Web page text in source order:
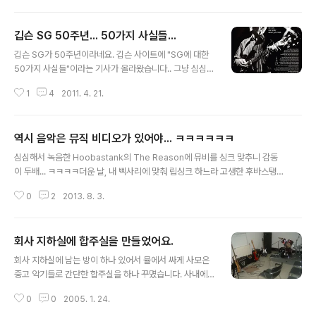
렇게 힘든줄 몰랐습니다. 겨우 스무개 남짓한 물건들 파는
것도 이렇게 헛갈리고 힘들다니... 어쨌든, 모두 좋은 주인
찾아 갔다고 생각합니다. 조그만 물건들인데도 이것들이
실 이 물건들 말고도 팔아치워야할 물건들이 페달보드 3개
깁슨 SG 50주년... 50가지 사실들...
깁슨 SG가 50주년이라네요. 깁슨 사이트에 "SG에 대한
50가지 사실들"이라는 기사가 올라왔습니다.. 그냥 심심해
것도 많을꺼예요.. ^^ http://bit.ly/ihvKlt 1. SG는 "솔리
이 호평을 받지만 1960년에 레스폴의 판매는 죽을 쒔다
는.. 3. "레스폴" 이름으로 발매된 SG의 첫 3년간의 판매
량은 6,000여대. 그전까지의 레스폴의 판매량은 1,700
넥"이라고 광고가 되었다. 5. 바디와 넥의 조인트는 58~6
1 4 2011. 4. 21.
역시 음악은 뮤직 비디오가 있어야... ㅋㅋㅋㅋㅋㅋ
심심해서 녹음한 Hoobastank의 The Reason에 뮤비를 싱크 맞추니 감동
이 두배... ㅋㅋㅋㅋ더운 날, 내 삑사리에 맞춰 립싱크 하느라 고생한 후바스탱크
ate Park on Vimeo.
0 2 2013. 8. 3.
회사 지하실에 합주실을 만들었어요.
회사 지하실에 남는 방이 하나 있어서 뮬에서 싸게 사모은
중고 악기들로 간단한 합주실을 하나 꾸몄습니다. 사내에 r
었거든요. 악기들의 퀄리티가 (특히 앰프들) 좀 거시기하긴
0 0 2005. 1. 24.